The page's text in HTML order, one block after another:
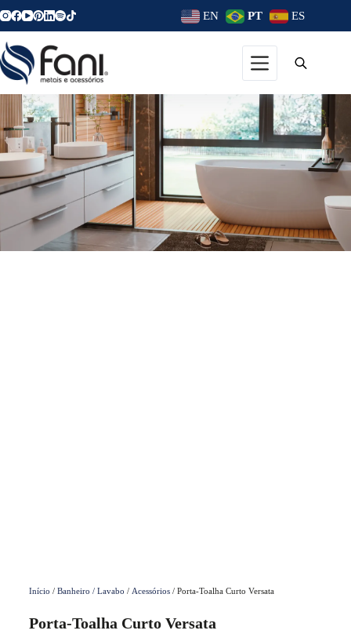
EN PT ES
Início / Banheiro / Lavabo / Acessórios/ Porta-Toalha Curto Versata
Porta-Toalha Curto Versata